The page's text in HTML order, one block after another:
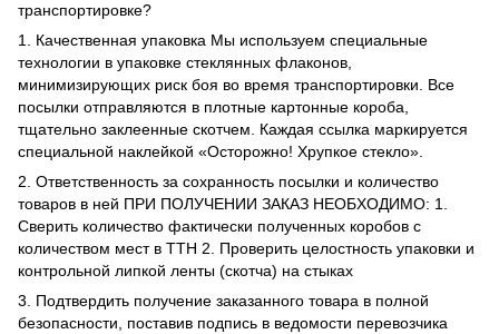
транспортировке?
1. Качественная упаковка Мы используем специальные
технологии в упаковке стеклянных флаконов,
минимизирующих риск боя во время транспортировки. Все
посылки отправляются в плотные картонные короба,
тщательно заклеенные скотчем. Каждая ссылка маркируется
специальной наклейкой «Осторожно! Хрупкое стекло».
2. Ответственность за сохранность посылки и количество
товаров в ней ПРИ ПОЛУЧЕНИИ ЗАКАЗ НЕОБХОДИМО: 1.
Сверить количество фактически полученных коробов с
количеством мест в ТТН 2. Проверить целостность упаковки и
контрольной липкой ленты (скотча) на стыках
3. Подтвердить получение заказанного товара в полной
безопасности, поставив подпись в ведомости перевозчика